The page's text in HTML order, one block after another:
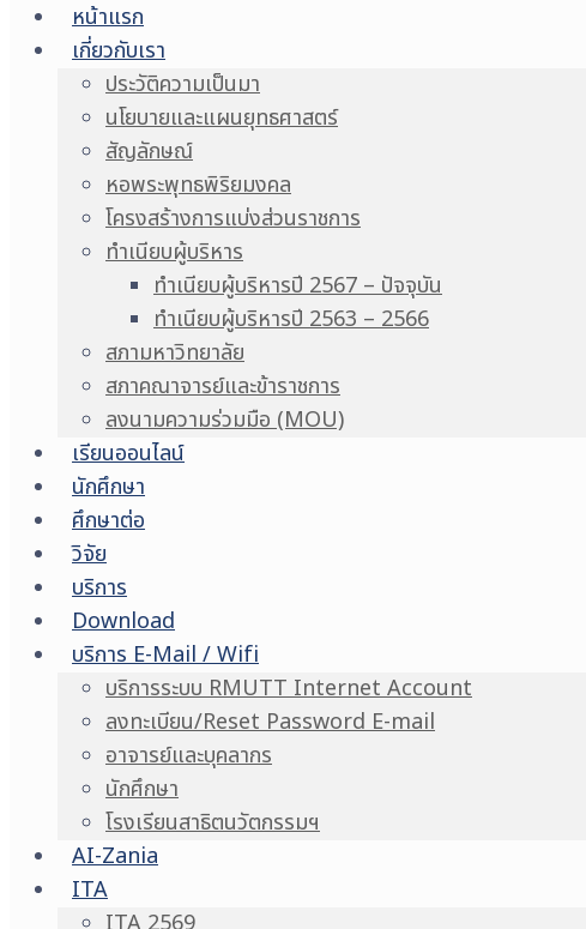
หน้าแรก
เกี่ยวกับเรา
ประวัติความเป็นมา
นโยบายและแผนยุทธศาสตร์
สัญลักษณ์
หอพระพุทธพิริยมงคล
โครงสร้างการแบ่งส่วนราชการ
ทำเนียบผู้บริหาร
ทำเนียบผู้บริหารปี 2567 – ปัจจุบัน
ทำเนียบผู้บริหารปี 2563 – 2566
สภามหาวิทยาลัย
สภาคณาจารย์และข้าราชการ
ลงนามความร่วมมือ (MOU)
เรียนออนไลน์
นักศึกษา
ศึกษาต่อ
วิจัย
บริการ
Download
บริการ E-Mail / Wifi
บริการระบบ RMUTT Internet Account
ลงทะเบียน/Reset Password E-mail
อาจารย์และบุคลากร
นักศึกษา
โรงเรียนสาธิตนวัตกรรมฯ
AI-Zania
ITA